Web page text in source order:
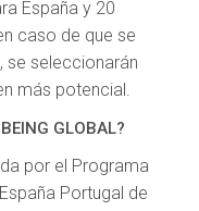
España y 20
caso de que se
se seleccionarán
más potencial.
GLOBAL?
por el Programa
Portugal de